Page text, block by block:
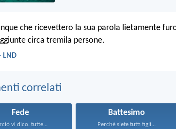
che ricevettero la sua parola lietamente
circa tremila persone.
LND
correlati
Fede
vi dico: tutte...
Battesimo
Perché siete tutti figli...